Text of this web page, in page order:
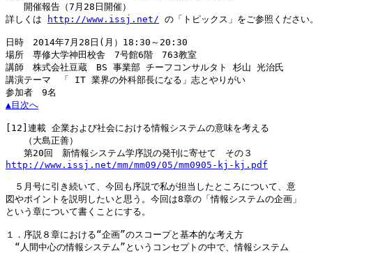
開催報告（7月28日開催）
詳しくは
http://www.issj.net/ の「トピックス」をご参照ください。
日時　2014年7月28日(月）18:30～20:30
場所　専修大学神田校舎　7号館6階　763教室
講師　株式会社豆蔵　BS 事業部 チーフコンサルタト 杉山 光治氏
講演テーマ　「 IT 業界の外科部長になる」志とやりがい
▲目次へ
[12] 連載 企業および社会における情報システムの意味を考える
（大島正善）
http://www.issj.net/mm/mm09/05/mm0905-kj-kj.pdf
５月号に引き続いて、今回も序説で私が担当したところについて、意
図やポイントを説明したいと思う。今回は8章の「情報システムの企画」
という章について書くことにする。
１．序説８章における“企画”のスコープと基本的な考え方
“人間中心の情報システム”というコンセプトの中で、情報システム